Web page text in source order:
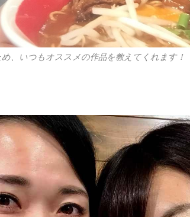
、いつもオススメの作品を教えてくれます！